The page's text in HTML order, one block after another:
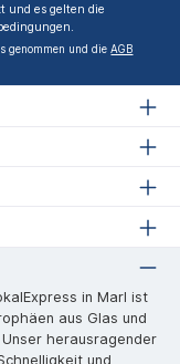
und es gelten die
.
genommen und dieAGB
in Marl ist
aus Glas und
herausragender
und